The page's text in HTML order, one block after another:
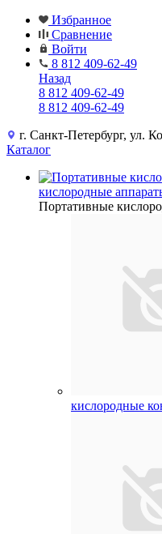
Избранное
Сравнение
Войти
8 812 409-62-49
Назад
8 812 409-62-49
8 812 409-62-49
г. Санкт-Петербург, ул.
Каталог
кислородные
Портативные
кислородные